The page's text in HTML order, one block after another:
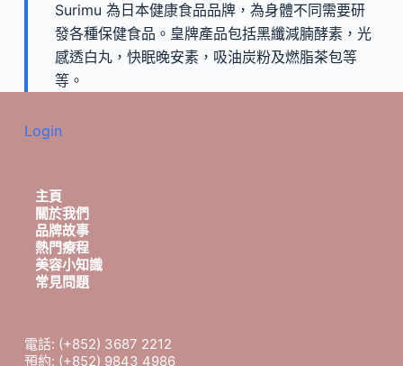
Surimu 為日本健康食品品牌，為身體不同需要研
發各種保健食品。皇牌產品包括黑纖減腩酵素，光
感透白丸，快眠晚安素，吸油炭粉及燃脂茶包等
等。
Login
主頁
關於我們
品牌故事
熱門療程
美容小知識
常見問題
電話: (+852) 3687 2212
預約: (+852) 9843 4986